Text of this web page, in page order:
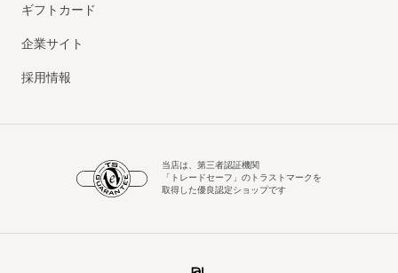
ギフトカード
企業サイト
採用情報
当店は、第三者認証機関
「トレードセーフ」のトラストマークを
取得した優良認定ショップです